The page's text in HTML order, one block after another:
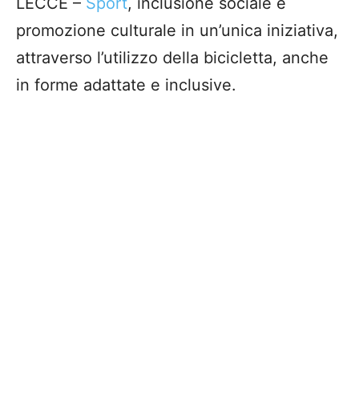
promozione culturale in un’unica iniziativa,
attraverso l’utilizzo della bicicletta, anche
in forme adattate e inclusive.